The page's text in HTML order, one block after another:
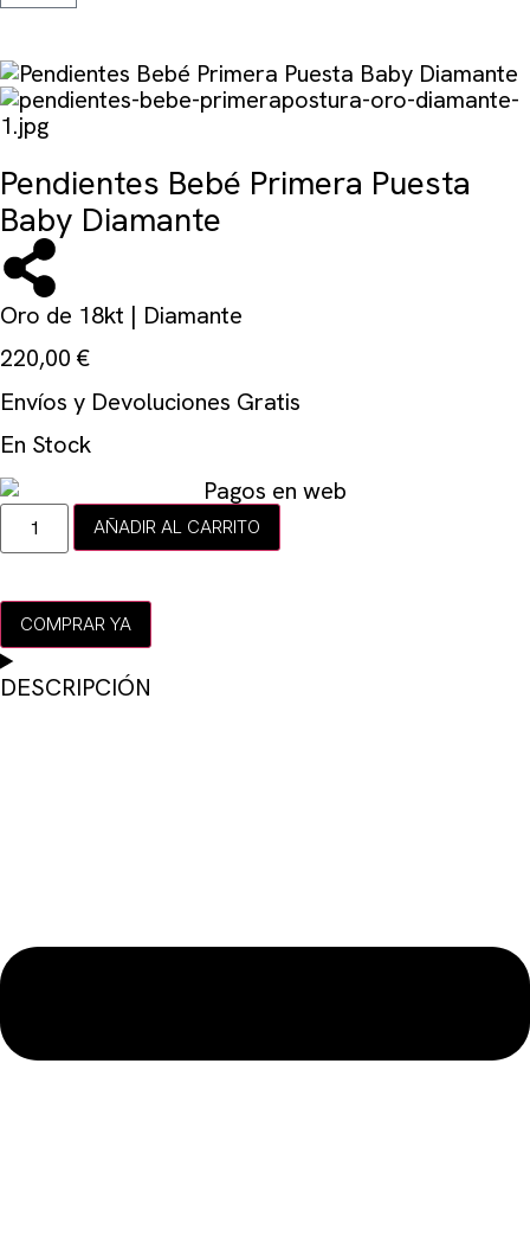
Pendientes Bebé Primera Puesta
Baby Diamante
Oro de 18kt | Diamante
220,00 €
Envíos y Devoluciones Gratis
En Stock
AÑADIR AL CARRITO
COMPRAR YA
DESCRIPCIÓN